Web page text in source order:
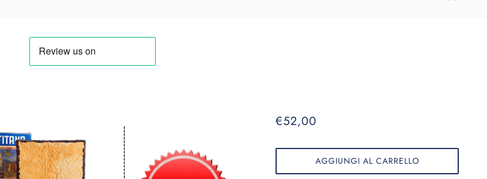
€52,00
AGGIUNGI AL CARRELLO